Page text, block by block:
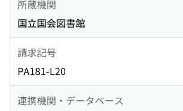
所蔵機関
国立国会図書館
請求記号
PA181-L20
連携機関・データベース